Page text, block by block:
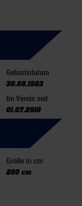
Geburtsdatum
30.08.1983
Im Verein seit
01.07.2010
Größe in cm
200 cm